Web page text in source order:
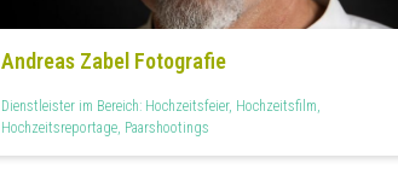
Andreas Zabel Fotografie
Dienstleister im Bereich: Hochzeitsfeier, Hochzeitsfilm,
Hochzeitsreportage, Paarshootings